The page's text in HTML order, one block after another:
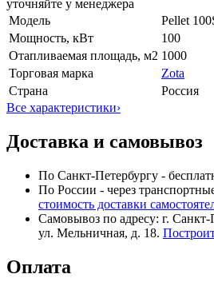
уточняйте у менеджера
Модель
Pellet
Мощность, кВт
100
Отапливаемая площадь, м2 1000
Торговая марка
Zota
Страна
Россия
Все характеристики›
Доставка и самовывоз
По Санкт-Петербургу -
По России - через
стоимость доставки
Самовывоз по адресу: г. Санкт-
ул. Мельничная, д. 18.
Оплата